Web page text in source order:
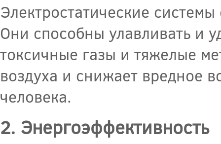
Электростатические
Они способны улавливать и
токсичные газы и тяжелые
воздуха и снижает вредное
человека.
2. Энергоэффективность